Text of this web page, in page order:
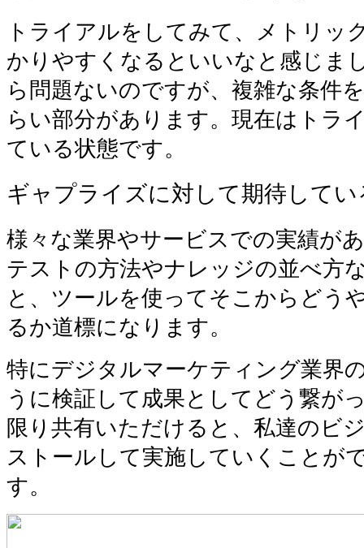
トライアルをしてみて、メトリッ
かりやすくなるといいなと感じま
ら問題ないのですが、複雑な条件
らい部分があります。現在はトラ
ている状態です。
ギャプライズに対して期待して
様々な業界やサービスでの実績が
テストの方法やナレッジの並べ方
と、ツールを使ってそこからどう
るか道標になります。
特にデジタルマーケティング業界
うに検証して成果としてどう繋が
限り共有いただけると、私達のビ
ストールして実施していくことが
す。